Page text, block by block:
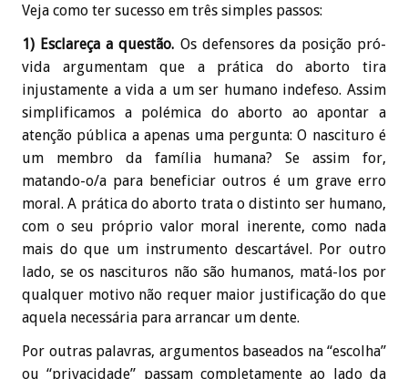
Veja como ter sucesso em três simples passos:
1) Esclareça a questão. Os defensores da posição pró-
vida argumentam que a prática do aborto tira
injustamente a vida a um ser humano indefeso. Assim
simplificamos a polémica do aborto ao apontar a
atenção pública a apenas uma pergunta: O nascituro é
um membro da família humana? Se assim for,
matando-o/a para beneficiar outros é um grave erro
moral. A prática do aborto trata o distinto ser humano,
com o seu próprio valor moral inerente, como nada
mais do que um instrumento descartável. Por outro
lado, se os nascituros não são humanos, matá-los por
qualquer motivo não requer maior justificação do que
aquela necessária para arrancar um dente.
Por outras palavras, argumentos baseados na “escolha”
ou “privacidade” passam completamente ao lado da